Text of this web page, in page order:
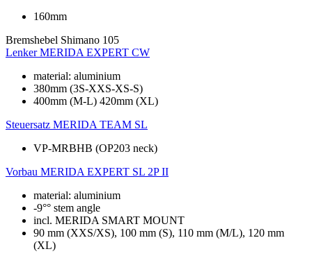
160mm
Bremshebel Shimano 105
Lenker MERIDA EXPERT CW
material: aluminium
380mm (3S-XXS-XS-S)
400mm (M-L) 420mm (XL)
Steuersatz MERIDA TEAM SL
VP-MRBHB (OP203 neck)
Vorbau MERIDA EXPERT SL 2P II
material: aluminium
-9°° stem angle
incl. MERIDA SMART MOUNT
90 mm (XXS/XS), 100 mm (S), 110 mm (M/L), 120 mm
(XL)